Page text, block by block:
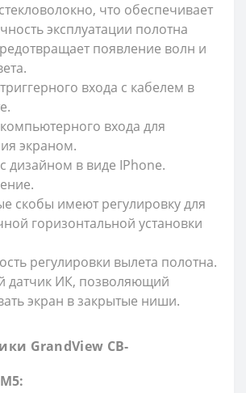
что обеспечивает
эксплуатации полотна
появление волн и
входа с кабелем в
входа для
экраном.
дизайном в виде IPhone.
скобы имеют регулировку для
горизонтальной установки
регулировки вылета полотна.
датчик ИК, позволяющий
экран в закрытые ниши.
GrandView CB-